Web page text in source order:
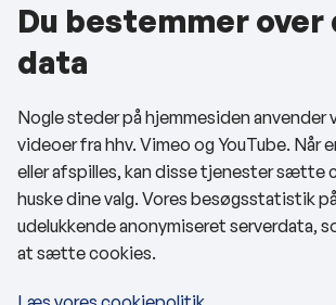
Om kommunen
Kontakt os
Telefon- og åbningstider
Tilgængelighedserklæring
Privatlivspolitik
Cookies
Du bestemmer over
data
Nogle steder på hjemmesiden anvender
videoer fra hhv. Vimeo og YouTube. Når
eller afspilles, kan disse tjenester sætte
huske dine valg. Vores besøgsstatistik
udelukkende anonymiseret serverdata,
at sætte cookies.